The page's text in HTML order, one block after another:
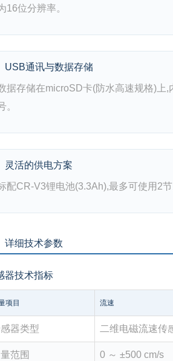
16位分辨率。
USB通讯与数据存储
据存储在microSD卡(防水高速规格)上
。
灵活的供电方案
配CR-V3锂电池(3.3Ah),最多可使用2
详细技术参数
器技术指标
项目 流速
器类型 二维电磁流速传
范围 0 ～ ±500 cm/s